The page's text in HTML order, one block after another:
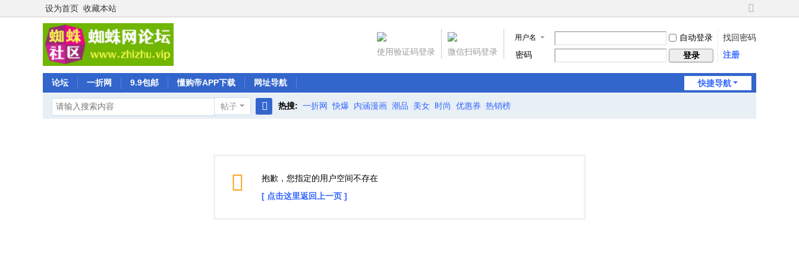
设为首页 收藏本站
切
到
用户名 自动登录
找回密码
密码
登录 注册
微信扫码登录
使用验证码登录
快捷导航
论坛 一折网 9.9包邮 懂购帝APP下载 网址导航
帖子 热搜: 一折网 快爆 内涵漫画 潮品 美女 时尚 优惠券 热销榜
抱歉，您指定的用户空间不存在
[ 点击这里返回上一页 ]